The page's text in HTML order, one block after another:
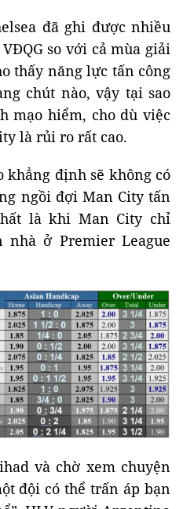
đã ghi được nhiều
so với cả mùa giải
thấy năng lực tấn công
chút nào, vậy tại sao
mạo hiểm, cho dù việc
là rủi ro rất cao.
khẳng định sẽ không có
ngồi đợi Man City tấn
là khi Man City chỉ
ở Premier League
và chờ xem chuyện
đội có thể trấn áp bạn